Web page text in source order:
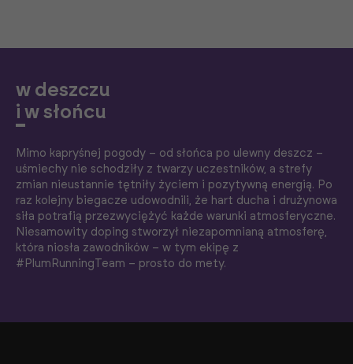
w deszczu
i w słońcu
Mimo kapryśnej pogody – od słońca po ulewny deszcz –
uśmiechy nie schodziły z twarzy uczestników, a strefy
zmian nieustannie tętniły życiem i pozytywną energią. Po
raz kolejny biegacze udowodnili, że hart ducha i drużynowa
siła potrafią przezwyciężyć każde warunki atmosferyczne.
Niesamowity doping stworzył niezapomnianą atmosferę,
która niosła zawodników – w tym ekipę z
#PlumRunningTeam – prosto do mety.